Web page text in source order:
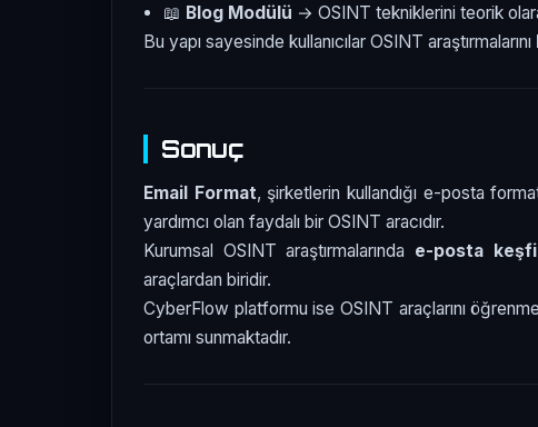
📖 Blog Modülü → OSINT tekniklerini teorik
Bu yapı sayesinde kullanıcılar OSINT araştırmalarını
Sonuç
Email Format, şirketlerin kullandığı e-posta
yardımcı olan faydalı bir OSINT aracıdır.
Kurumsal OSINT araştırmalarında e-posta
araçlardan biridir.
CyberFlow platformu ise OSINT araçlarını
ortamı sunmaktadır.